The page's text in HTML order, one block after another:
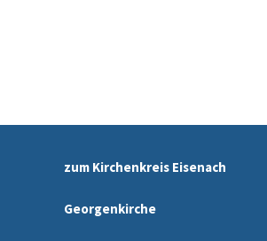
zum Kirchenkreis Eisenach
Georgenkirche